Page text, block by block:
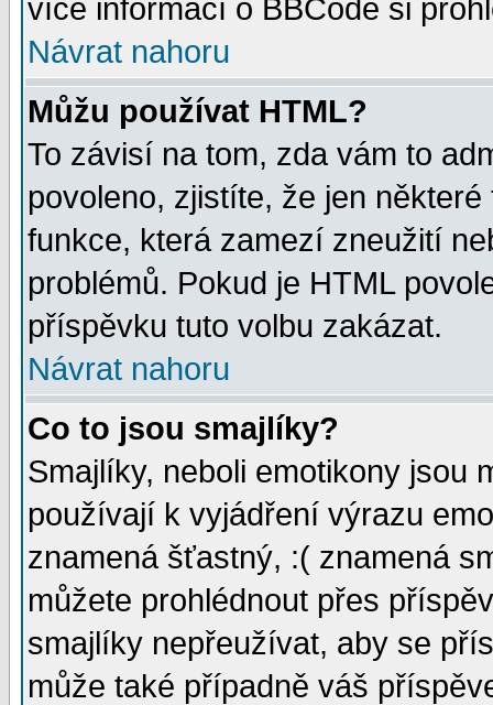
více informací o BBCode si
Návrat nahoru
Můžu používat HTML?
To závisí na tom, zda vám to
povoleno, zjistíte, že jen
funkce, která zamezí zneužití
problémů. Pokud je HTML
příspěvku tuto volbu zakázat.
Návrat nahoru
Co to jsou smajlíky?
Smajlíky, neboli emotikony jsou
používají k vyjádření výrazu
znamená šťastný, :( znamená
můžete prohlédnout přes
smajlíky nepřeužívat, aby se
může také případně váš